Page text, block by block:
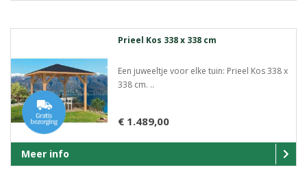
Prieel Kos 338 x 338 cm
Een juweeltje voor elke tuin: Prieel Kos 338 x
338 cm. ..
€ 1.489,00
Meer info